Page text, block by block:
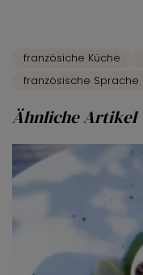
französiche Küche
französische Sprache
Ähnliche Artikel